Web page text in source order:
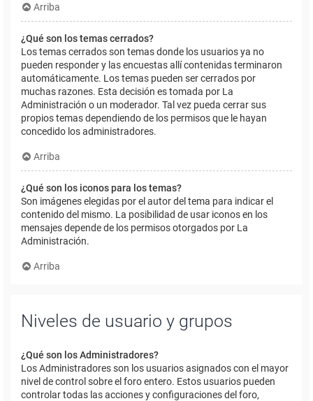
Arriba
¿Qué son los temas cerrados?
Los temas cerrados son temas donde los usuarios ya no
pueden responder y las encuestas allí contenidas terminaron
automáticamente. Los temas pueden ser cerrados por
muchas razones. Esta decisión es tomada por La
Administración o un moderador. Tal vez pueda cerrar sus
propios temas dependiendo de los permisos que le hayan
concedido los administradores.
Arriba
¿Qué son los iconos para los temas?
Son imágenes elegidas por el autor del tema para indicar el
contenido del mismo. La posibilidad de usar iconos en los
mensajes depende de los permisos otorgados por La
Administración.
Arriba
Niveles de usuario y grupos
¿Qué son los Administradores?
Los Administradores son los usuarios asignados con el mayor
nivel de control sobre el foro entero. Estos usuarios pueden
controlar todas las acciones y configuraciones del foro,